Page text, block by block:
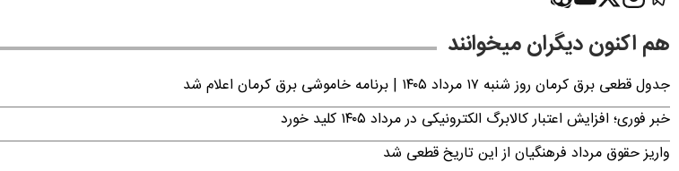
هم اکنون دیگران میخوانند
جدول قطعی برق کرمان روز شنبه ۱۷ مرداد ۱۴۰۵ | برنامه خاموشی برق کرمان اعلام شد
خبر فوری؛ افزایش اعتبار کالابرگ الکترونیکی در مرداد ۱۴۰۵ کلید خورد
واریز حقوق مرداد فرهنگیان از این تاریخ قطعی شد